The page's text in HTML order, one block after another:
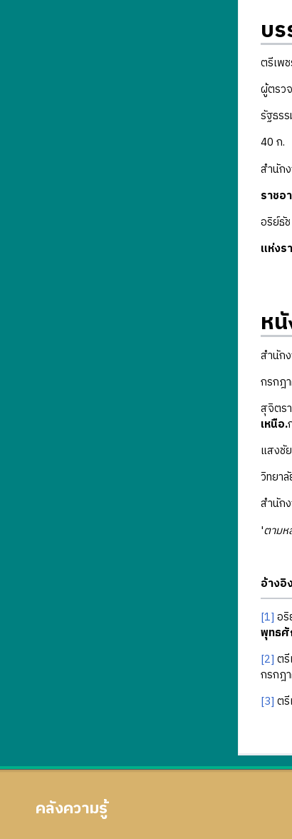
บ
ตรีเพ
ผู้ตรว
รัฐธร
40 ก.
สำนัก
ราชอ
อริย์ธั
แห่งร
ห
สำนัก
กรกฎ
สุจิตร
เหนือ.
แสงชั
วิทยา
สำนัก
'ตามห
อ้างอิ
[1] อริ
พุทธศั
[2] ต
กรกฎ
[3] ต
คลังความรู้